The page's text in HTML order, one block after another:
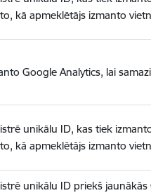
kā apmeklētājs izmanto
Google Analytics, lai
unikālu ID, kas tiek
kā apmeklētājs izmanto
unikālu ID priekš jaunākās